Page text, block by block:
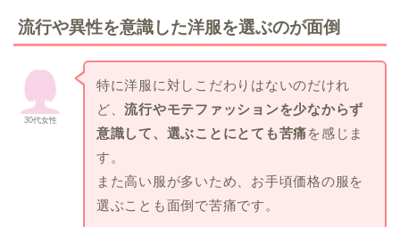
流行や異性を意識した洋服を選ぶのが面倒
30代女性
特に洋服に対しこだわりはないのだけれ
ど、流行やモテファッションを少なからず
意識して、選ぶことにとても苦痛を感じま
す。
また高い服が多いため、お手頃価格の服を
選ぶことも面倒で苦痛です。